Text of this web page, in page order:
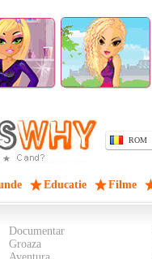
ROM
Educatie Filme
Documentar
Groaza